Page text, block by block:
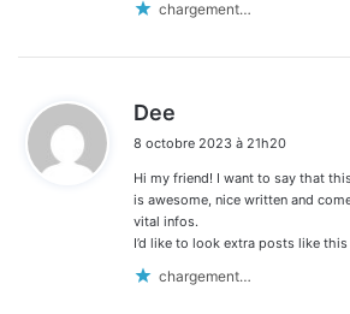
chargement…
Dee
t
:
8 octobre 2023 à 21h20
Hi my friend! I want to say that
is awesome, nice written and
vital infos.
I’d like to look extra posts like this
chargement…